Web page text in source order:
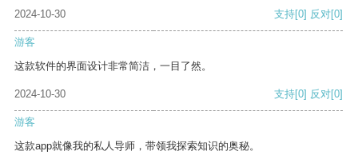
2024-10-30 支持[0] 反对[0]
游客
这款软件的界面设计非常简洁，一目了然。
2024-10-30 支持[0] 反对[0]
游客
这款app就像我的私人导师，带领我探索知识的奥秘。